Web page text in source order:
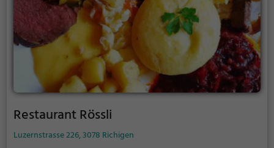
Restaurant Rössli
Luzernstrasse 226, 3078 Richigen